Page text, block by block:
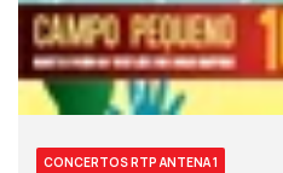
CONCERTOS RTP ANTENA 1